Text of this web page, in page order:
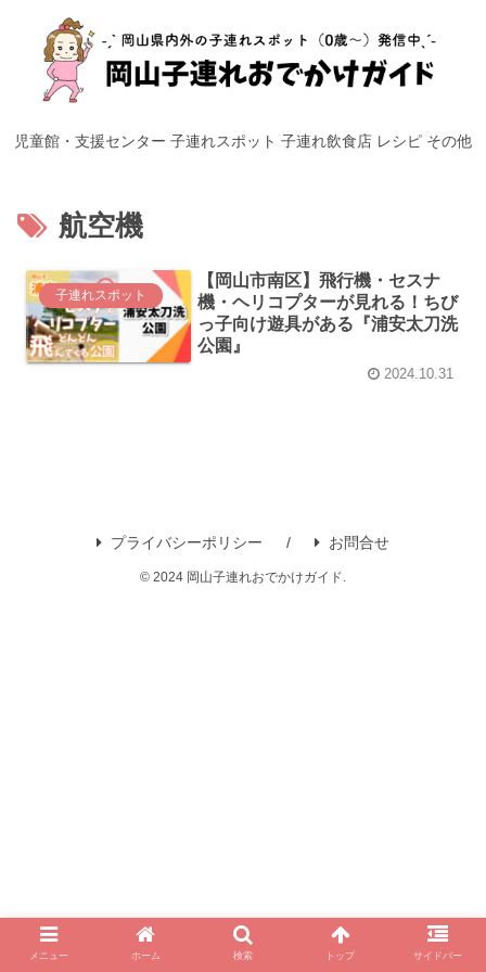
児童館・支援センター 子連れスポット 子連れ飲食店 レシピ その他
航空機
子連れスポット
【岡山市南区】飛行機・セスナ
機・ヘリコプターが見れる！ちび
っ子向け遊具がある『浦安太刀洗
公園』
2024.10.31
プライバシーポリシー お問合せ
© 2024 岡山子連れおでかけガイド.
メニュー ホーム 検索 トップ サイドバー